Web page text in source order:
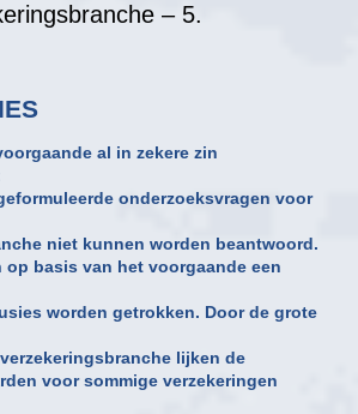
– 5.
al in zekere zin
onderzoeksvragen voor
niet kunnen worden beantwoord.
op basis van het voorgaande een
worden getrokken. Door de grote
lijken de
voor sommige verzekeringen